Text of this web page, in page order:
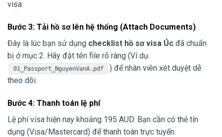
visa.
Bước 3: Tải hồ sơ lên hệ thống (Attach Documents)
Đây là lúc bạn sử dụng checklist hồ sơ visa Úc đã chuẩn
bị ở mục 2. Hãy đặt tên file rõ ràng (Ví dụ:
01_Passport_NguyenVanA.pdf
) để nhân viên xét duyệt dễ
theo dõi.
Bước 4: Thanh toán lệ phí
Lệ phí visa hiện nay khoảng 195 AUD. Bạn cần có thẻ tín
dụng (Visa/Mastercard) để thanh toán trực tuyến.